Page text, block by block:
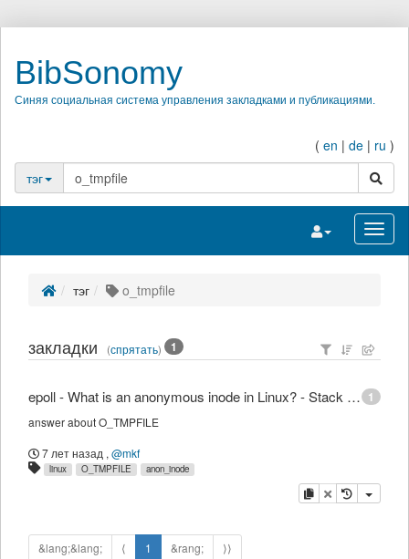
BibSonomy
Синяя социальная система управления закладками и публикациями.
( en | de | ru )
тэг
поиск
Переключить
тэг o_tmpfile
закладки (спрятать) 1
1
epoll - What is an anonymous inode in Linux? - Stack Overflow
answer about O_TMPFILE
7 лет назад , @mkf
linux O_TMPFILE anon_inode
копировать
удалить
&lang;&lang; ⟨ 1 &rang; ⟩⟩